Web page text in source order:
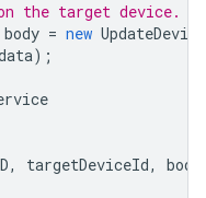
the target device.
body = new
);
, targetDeviceId, body